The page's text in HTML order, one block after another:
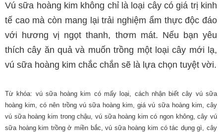
Vú sữa hoàng kim không chỉ là loại cây có giá trị kinh
tế cao mà còn mang lại trải nghiệm ẩm thực độc đáo
với hương vị ngọt thanh, thơm mát. Nếu bạn yêu
thích cây ăn quả và muốn trồng một loại cây mới lạ,
vú sữa hoàng kim chắc chắn sẽ là lựa chọn tuyệt vời.
Từ khóa: vú sữa hoàng kim có mấy loại, cách nhận biết cây vú sữa
hoàng kim, có nên trồng vú sữa hoàng kim, giá vú sữa hoàng kim, cây
vú sữa hoàng kim trong chậu, vú sữa hoàng kim có ngon không, cây vú
sữa hoàng kim trồng ở miền bắc, vú sữa hoàng kim có tác dụng gì, cây